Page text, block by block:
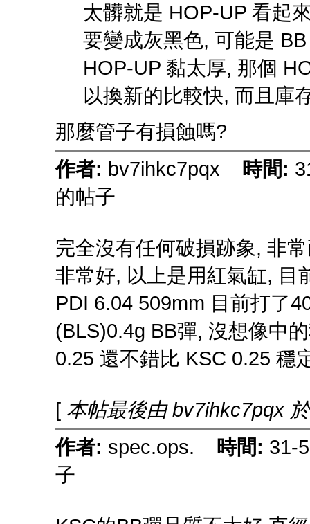
太髒就是 HOP-UP 看起
要變成灰黑色, 可能是
HOP-UP 黏太厚, 那個
以換新的比較快, 而且庫
那麼管子有損蝕嗎?
作者: bv7ihkc7pqx 時間:
的帖子
完全沒有任何破損跡象, 非
非常好, 以上是用紅氣缸, 目
PDI 6.04 509mm 目前打了
(BLS)0.4g BB彈, 沒想像中
0.25 還不錯比 KSC 0.25 穩
[ 本帖最後由 bv7ihkc7pqx
作者: spec.ops. 時間: 31-
子